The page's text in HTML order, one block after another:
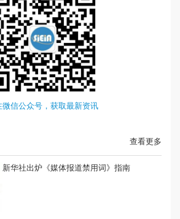
微信公众号，获取最新资讯
查看更多
新华社出炉《媒体报道禁用词》指南